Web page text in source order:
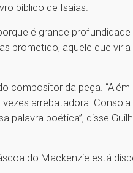
bíblico de Isaías.
é grande
prometido, aquele que
compositor da peça.
arrebatadora.
poética”, disse
do Mackenzie está